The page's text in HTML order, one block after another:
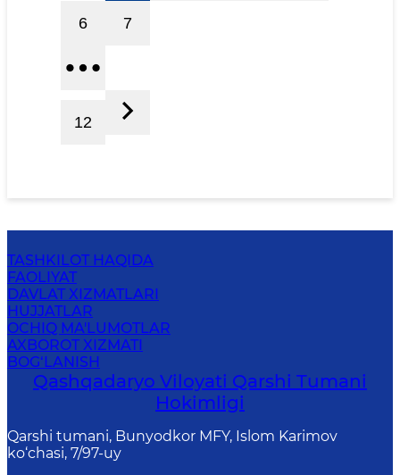
6 7
12
TASHKILOT HAQIDA
FAOLIYAT
DAVLAT XIZMATLARI
HUJJATLAR
OCHIQ MA'LUMOTLAR
AXBOROT XIZMATI
BOG‘LANISH
Qashqadaryo Viloyati Qarshi Tumani
Hokimligi
Qarshi tumani, Bunyodkor MFY, Islom Karimov
ko‘chasi, 7/97-uy